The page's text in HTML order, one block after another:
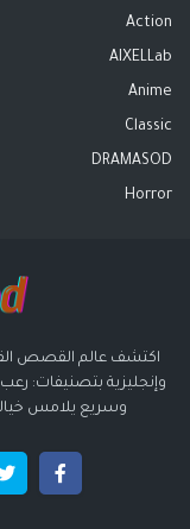
Action
AIXELLab
Anime
Classic
DRAMASOD
Horror
اكتشف عالم القصص
وإنجليزية بتصنيفات:
وسريع يلامس